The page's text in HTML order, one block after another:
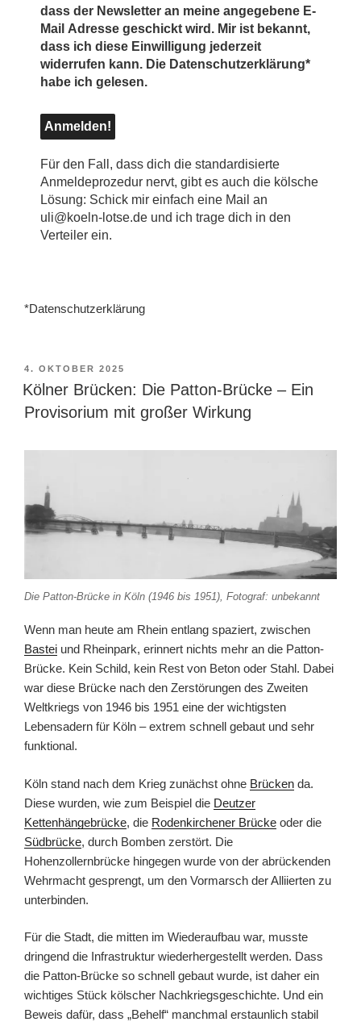
dass der Newsletter an meine angegebene E-
Mail Adresse geschickt wird. Mir ist bekannt,
dass ich diese Einwilligung jederzeit
widerrufen kann. Die Datenschutzerklärung*
habe ich gelesen.
Für den Fall, dass dich die standardisierte
Anmeldeprozedur nervt, gibt es auch die kölsche
Lösung: Schick mir einfach eine Mail an
uli@koeln-lotse.de und ich trage dich in den
Verteiler ein.
*Datenschutzerklärung
VERÖFFENTLICHT
AM
4. OKTOBER 2025
Kölner Brücken: Die Patton-Brücke – Ein
Provisorium mit großer Wirkung
Die Patton-Brücke in Köln (1946 bis 1951), Fotograf: unbekannt
Wenn man heute am Rhein entlang spaziert, zwischen
Bastei und Rheinpark, erinnert nichts mehr an die Patton-
Brücke. Kein Schild, kein Rest von Beton oder Stahl. Dabei
war diese Brücke nach den Zerstörungen des Zweiten
Weltkriegs von 1946 bis 1951 eine der wichtigsten
Lebensadern für Köln – extrem schnell gebaut und sehr
funktional.
Köln stand nach dem Krieg zunächst ohne Brücken da.
Diese wurden, wie zum Beispiel die Deutzer
Kettenhängebrücke, die Rodenkirchener Brücke oder die
Südbrücke, durch Bomben zerstört. Die
Hohenzollernbrücke hingegen wurde von der abrückenden
Wehrmacht gesprengt, um den Vormarsch der Alliierten zu
unterbinden.
Für die Stadt, die mitten im Wiederaufbau war, musste
dringend die Infrastruktur wiederhergestellt werden. Dass
die Patton-Brücke so schnell gebaut wurde, ist daher ein
wichtiges Stück kölscher Nachkriegsgeschichte. Und ein
Beweis dafür, dass „Behelf“ manchmal erstaunlich stabil